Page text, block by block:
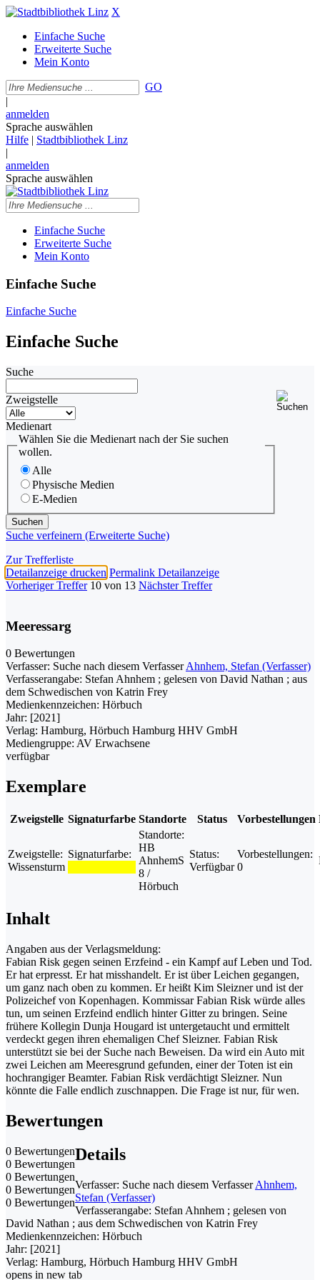
X
Einfache Suche
Erweiterte Suche
Mein Konto
GO
|
anmelden
Sprache auswählen
Hilfe | Stadtbibliothek Linz
|
anmelden
Sprache auswählen
Einfache Suche
Erweiterte Suche
Mein Konto
Einfache Suche
Einfache Suche
Einfache Suche
Suche
Zweigstelle
Medienart
Wählen Sie die Medienart nach der Sie suchen
wollen.
Alle
Physische Medien
E-Medien
Suche verfeinern (Erweiterte Suche)
Zur Trefferliste
Detailanzeige drucken Permalink Detailanzeige
Vorheriger Treffer 10 von 13 Nächster Treffer
Meeressarg
0 Bewertungen
Verfasser: Suche nach diesem Verfasser Ahnhem, Stefan (Verfasser)
Verfasserangabe: Stefan Ahnhem ; gelesen von David Nathan ; aus
dem Schwedischen von Katrin Frey
Medienkennzeichen: Hörbuch
Jahr: [2021]
Verlag: Hamburg, Hörbuch Hamburg HHV GmbH
Mediengruppe: AV Erwachsene
verfügbar
Exemplare
Zweigstelle Signaturfarbe Standorte Status Vorbestellungen
Zweigstelle:
Wissensturm
Signaturfarbe:
Standorte:
HB
AhnhemS
8 /
Hörbuch
Status:
Verfügbar
Vorbestellungen:
0
Inhalt
Angaben aus der Verlagsmeldung:
Fabian Risk gegen seinen Erzfeind - ein Kampf auf Leben und Tod.
Er hat erpresst. Er hat misshandelt. Er ist über Leichen gegangen,
um ganz nach oben zu kommen. Er heißt Kim Sleizner und ist der
Polizeichef von Kopenhagen. Kommissar Fabian Risk würde alles
tun, um seinen Erzfeind endlich hinter Gitter zu bringen. Seine
frühere Kollegin Dunja Hougard ist untergetaucht und ermittelt
verdeckt gegen ihren ehemaligen Chef Sleizner. Fabian Risk
unterstützt sie bei der Suche nach Beweisen. Da wird ein Auto mit
zwei Leichen am Meeresgrund gefunden, einer der Toten ist ein
hochrangiger Beamter. Fabian Risk verdächtigt Sleizner. Nun
könnte die Falle endlich zuschnappen. Die Frage ist nur, für wen.
Bewertungen
0 Bewertungen
0 Bewertungen
0 Bewertungen
0 Bewertungen
0 Bewertungen
Details
Verfasser: Suche nach diesem Verfasser Ahnhem,
Stefan (Verfasser)
Verfasserangabe: Stefan Ahnhem ; gelesen von
David Nathan ; aus dem Schwedischen von Katrin Frey
Medienkennzeichen: Hörbuch
Jahr: [2021]
Verlag: Hamburg, Hörbuch Hamburg HHV GmbH
opens in new tab